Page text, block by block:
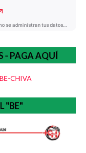
- PAGA AQUÍ
"BE"